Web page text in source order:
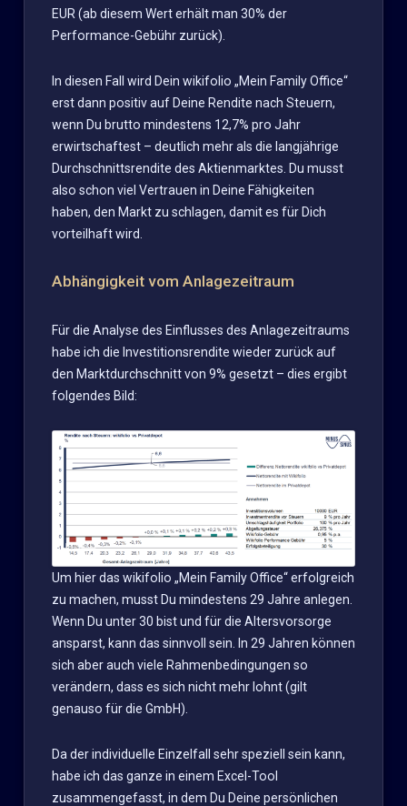
EUR (ab diesem Wert erhält man 30% der
Performance-Gebühr zurück).
In diesen Fall wird Dein wikifolio „Mein Family Office“
erst dann positiv auf Deine Rendite nach Steuern,
wenn Du brutto mindestens 12,7% pro Jahr
erwirtschaftest – deutlich mehr als die langjährige
Durchschnittsrendite des Aktienmarktes. Du musst
also schon viel Vertrauen in Deine Fähigkeiten
haben, den Markt zu schlagen, damit es für Dich
vorteilhaft wird.
Abhängigkeit vom Anlagezeitraum
Für die Analyse des Einflusses des Anlagezeitraums
habe ich die Investitionsrendite wieder zurück auf
den Marktdurchschnitt von 9% gesetzt – dies ergibt
folgendes Bild:
Um hier das wikifolio „Mein Family Office“ erfolgreich
zu machen, musst Du mindestens 29 Jahre anlegen.
Wenn Du unter 30 bist und für die Altersvorsorge
ansparst, kann das sinnvoll sein. In 29 Jahren können
sich aber auch viele Rahmenbedingungen so
verändern, dass es sich nicht mehr lohnt (gilt
genauso für die GmbH).
Da der individuelle Einzelfall sehr speziell sein kann,
habe ich das ganze in einem Excel-Tool
zusammengefasst, in dem Du Deine persönlichen